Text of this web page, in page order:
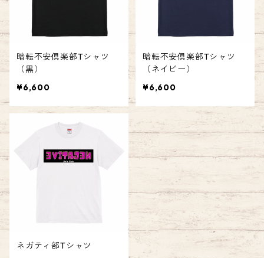
暗転不安倶楽部Tシャツ
（黒）
¥6,600
暗転不安倶楽部Tシャツ
（ネイビー）
¥6,600
ネガティ部Tシャツ